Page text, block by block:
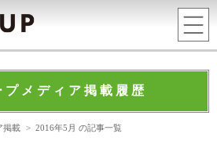
プメディア掲載履歴
掲載 >2016年5月 の記事一覧